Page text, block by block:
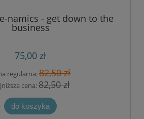
namics - get down to the
business
75,00 zł
regularna:82,50 zł
cena:82,50 zł
do koszyka